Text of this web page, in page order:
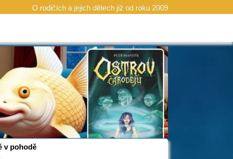
O rodičích a jejich dětech již od roku 2009
v pohodě